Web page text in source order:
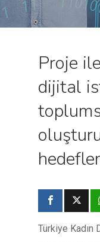
Proje
dijital
Türkiye Kadın